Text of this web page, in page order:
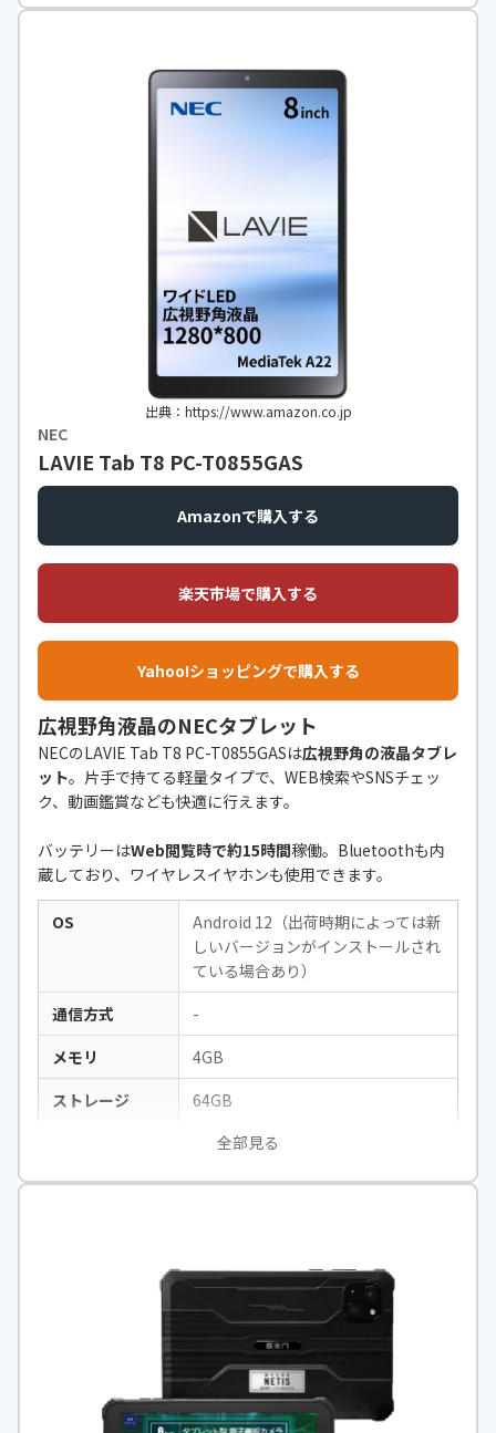
5＠1.6GHz）
幅約125×奥行約9.7×高さ約210m
m
出典：https://www.amazon.co.jp
NEC
LAVIE Tab T8 PC-T0855GAS
Amazonで購入する
楽天市場で購入する
Yahoo!ショッピングで購入する
広視野角液晶のNECタブレット
NECのLAVIE Tab T8 PC-T0855GASは広視野角の液晶タブレ
ット。片手で持てる軽量タイプで、WEB検索やSNSチェッ
ク、動画鑑賞なども快適に行えます。
バッテリーはWeb閲覧時で約15時間稼働。Bluetoothも内
蔵しており、ワイヤレスイヤホンも使用できます。
OS
Android 12（出荷時期によっては新
しいバージョンがインストールされ
ている場合あり）
通信方式
-
メモリ
4GB
ストレージ
64GB
1280x800
CPU
MediaTek A22 2.0GHz(4コア)
119.8×198.0×9.0mm
約318g
全部見る